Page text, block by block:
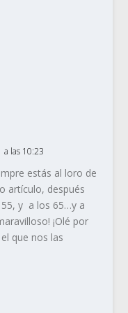
las 10:23
estás al loro de
artículo, después
y a los 65…y a
¡Olé por
que nos las